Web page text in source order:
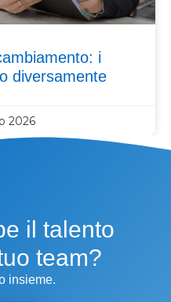
i
diversamente
2026
il talento
team?
insieme.